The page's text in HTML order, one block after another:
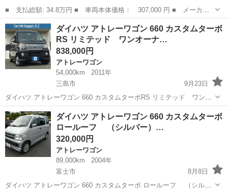
■ 支払総額: 34.8万円 ■ 車両本体価格： 307,000 円 ■ メーカー
名： ダイハツ ■ 車種名： アトレーワゴン ■ グレード名： カ
スタムターボＲＳ 禁煙 ナビ ＤＶＤ ＣＤ ターボ ＡＡＣ ■
排気量： ...
愛知 名古屋市 アトレーワゴン
ダイハツ アトレーワゴン 660 カスタムターボ
RS リミテッド ワンオーナ…
838,000円
アトレーワゴン
54,000km
2011年
三島市
9月23日
ダイハツ アトレーワゴン 660 カスタムターボRS リミテッド ワンオ
ーナー （ブラック） ハッチバック 軽自動車 本体価格 838,000円 支
払総額 898,000円 年式(初度登録年):2011(H23) ワン...
静岡 三島市 アトレーワゴン オーナー
ダイハツ アトレーワゴン 660 カスタムターボ
ロールーフ （シルバー）…
320,000円
アトレーワゴン
89,000km
2004年
富士市
8月8日
ダイハツ アトレーワゴン 660 カスタムターボ ロールーフ （シルバ